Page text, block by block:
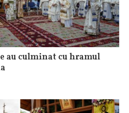
au culminat cu hramul